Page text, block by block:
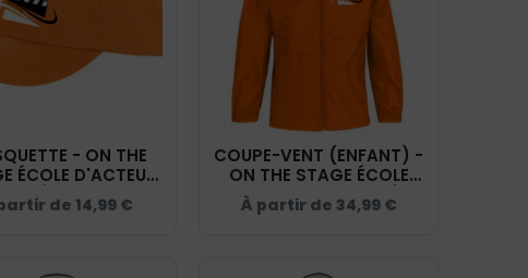
- ON THE
ÉCOLE D'ACTEUR
CAMÉRA - ORANGE
- BF015
de 14,99 €
COUPE-VENT (ENFANT) -
ON THE STAGE ÉCOLE
D'ACTEUR FACE CAMÉRA
- ORANGE - BC631
À partir de 34,99 €